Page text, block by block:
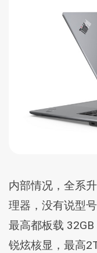
内部情况，全系
理器，没有说型
最高都板载
锐炫核显，最高